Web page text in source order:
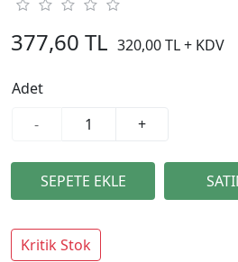
377,60 TL 320,00 TL + KDV
Adet
-
+
Kritik Stok